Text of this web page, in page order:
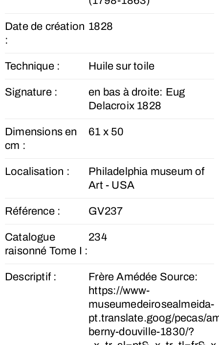
Date de création
:
1828
Technique : Huile sur toile
Signature :
en bas à droite: Eug
Delacroix 1828
Dimensions en
cm :
61 x 50
Localisation :
Philadelphia museum of
Art - USA
Référence : GV237
Catalogue
raisonné Tome I :
234
Descriptif :
Frère Amédée Source:
https://www-
museumedeirosealmeida-
pt.translate.goog/pecas/
berny-douville-1830/?